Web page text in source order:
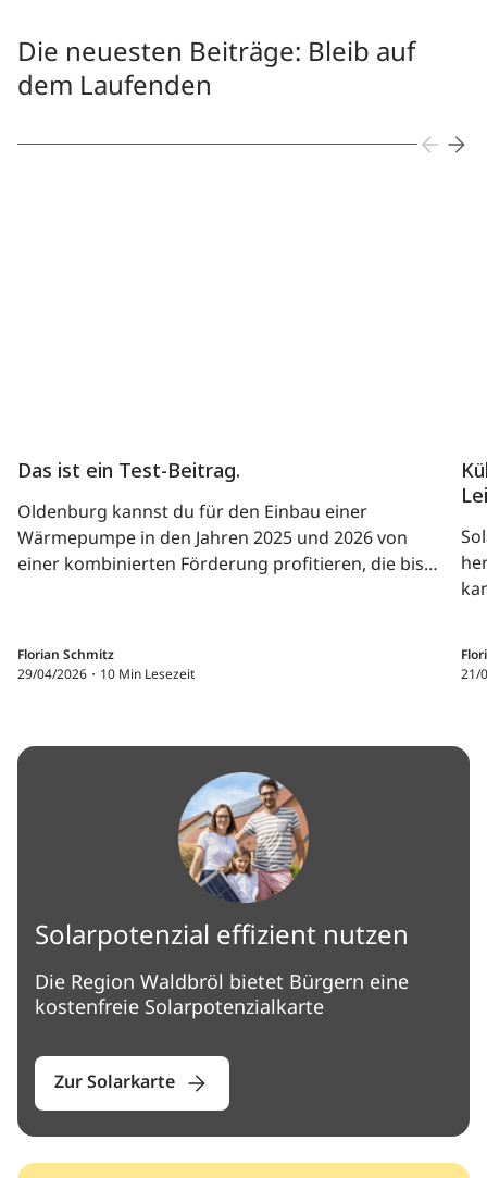
Die neuesten Beiträge: Bleib auf
dem Laufenden
Das ist ein Test-Beitrag.
Oldenburg kannst du für den Einbau einer
Wärmepumpe in den Jahren 2025 und 2026 von
einer kombinierten Förderung profitieren, die bis
Florian Schmitz
29/04/2026・10 Min Lesezeit
21/
Solarpotenzial effizient nutzen
Die Region Waldbröl bietet Bürgern eine
kostenfreie Solarpotenzialkarte
Zur Solarkarte